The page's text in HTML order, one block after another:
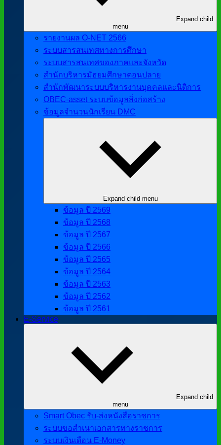
Expand child
menu
รายงานผล O-NET 2566
ระบบสารสนเทศทางการศึกษา
ระบบสารสนเทศของภาคและจังหวัด
สำนักบริหารมัธยมศึกษาตอนปลาย
สำนักพัฒนาระบบบริหารงานบุคคลและนิติการ
OBEC-asset ระบบข้อมูลสิ่งก่อสร้าง
ข้อมูลจำนวนนักเรียน DMC
Expand child menu
ข้อมูล ปี 2569
ข้อมูล ปี 2568
ข้อมูล ปี 2567
ข้อมูล ปี 2566
ข้อมูล ปี 2565
ข้อมูล ปี 2564
ข้อมูล ปี 2563
ข้อมูล ปี 2562
ข้อมูล ปี 2561
E-Service
Expand child
menu
Smart Obec รับ-ส่งหนังสือราชการ
ระบบขอสำเนาเอกสารทางราชการ
ระบบเงินเดือน E-Money